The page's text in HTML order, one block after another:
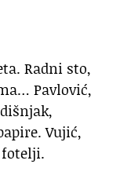
Radni sto,
Pavlović,
Vujić,